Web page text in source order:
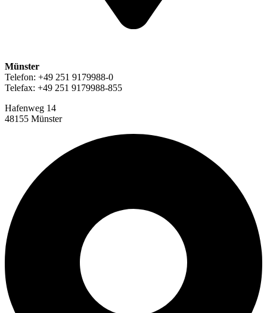
Münster
Telefon: +49 251 9179988-0
Telefax: +49 251 9179988-855
Hafenweg 14
48155 Münster